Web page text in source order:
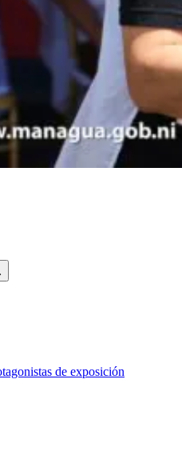
de exposición